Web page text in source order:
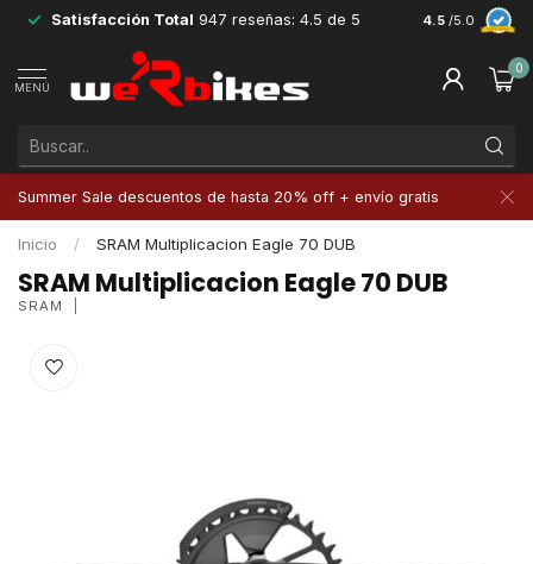
Satisfacción Total 947 reseñas: 4.5 de 5 4.5 /5.0
MENÚ
0
Summer Sale descuentos de hasta 20% off + envío gratis
Inicio / SRAM Multiplicacion Eagle 70 DUB
SRAM Multiplicacion Eagle 70 DUB
SRAM